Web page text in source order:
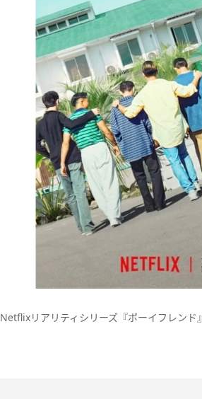
Netflixリアリティシリーズ『ボーイフレン